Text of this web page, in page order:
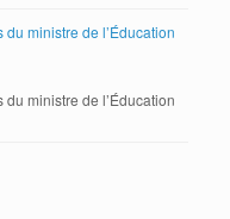
ministre de l’Éducation
ministre de l’Éducation